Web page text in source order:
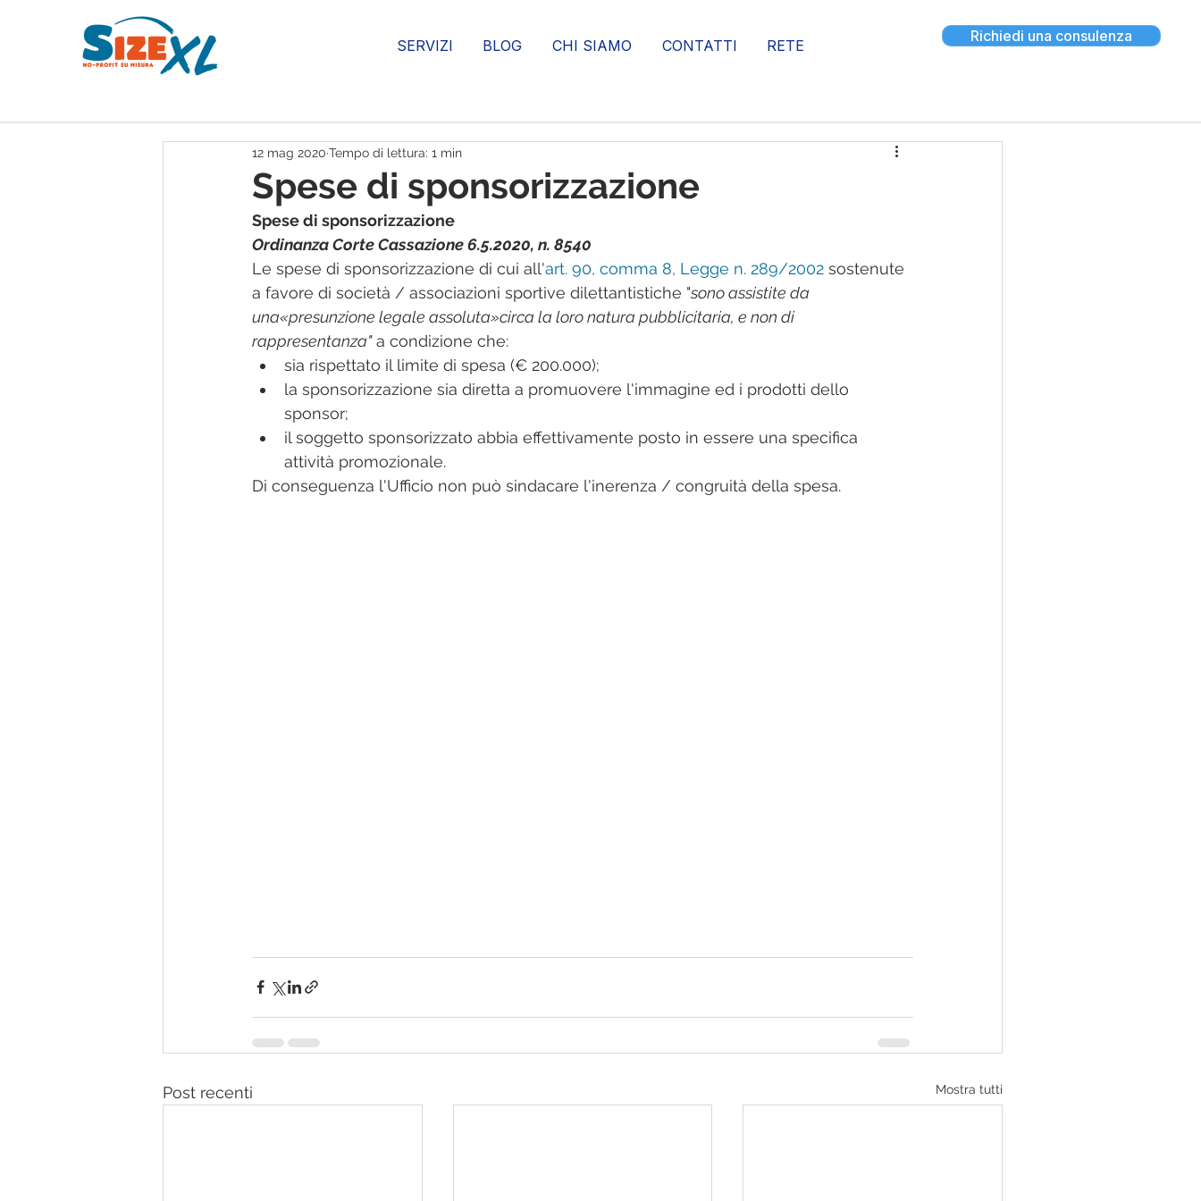
SERVIZI BLOG CHI SIAMO CONTATTI RETE
Richiedi una consulenza
Spese di sponsorizzazione
12 mag 2020 Tempo di lettura: 1 min
Spese di sponsorizzazione
Ordinanza Corte Cassazione 6.5.2020, n. 8540
Le spese di sponsorizzazione di cui all'art. 90, comma 8, Legge n. 289/2002 sostenute
a favore di società / associazioni sportive dilettantistiche "sono assistite da
una«presunzione legale assoluta»circa la loro natura pubblicitaria, e non di
rappresentanza" a condizione che:
sia rispettato il limite di spesa (€ 200.000);
la sponsorizzazione sia diretta a promuovere l'immagine ed i prodotti dello
sponsor;
il soggetto sponsorizzato abbia effettivamente posto in essere una specifica
attività promozionale.
Di conseguenza l'Ufficio non può sindacare l'inerenza / congruità della spesa.
Post recenti Mostra tutti